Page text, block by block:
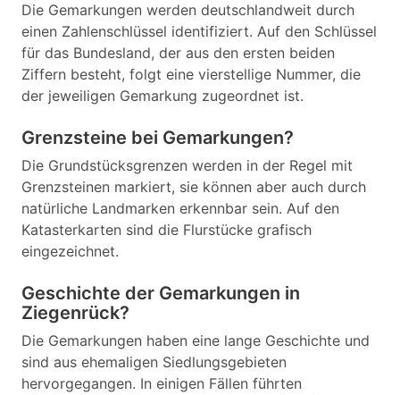
Die Gemarkungen werden deutschlandweit durch
einen Zahlenschlüssel identifiziert. Auf den Schlüssel
für das Bundesland, der aus den ersten beiden
Ziffern besteht, folgt eine vierstellige Nummer, die
der jeweiligen Gemarkung zugeordnet ist.
Grenzsteine bei Gemarkungen?
Die Grundstücksgrenzen werden in der Regel mit
Grenzsteinen markiert, sie können aber auch durch
natürliche Landmarken erkennbar sein. Auf den
Katasterkarten sind die Flurstücke grafisch
eingezeichnet.
Geschichte der Gemarkungen in
Ziegenrück?
Die Gemarkungen haben eine lange Geschichte und
sind aus ehemaligen Siedlungsgebieten
hervorgegangen. In einigen Fällen führten